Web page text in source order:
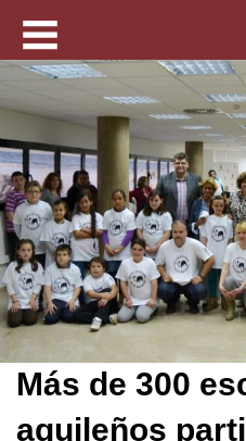
Más de 300
aguileños